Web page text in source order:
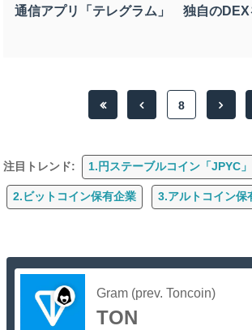
通信アプリ「テレグラム」 独自のDEX
8
注目トレンド: 1.円ステーブルコイン「JPYC」
2.ビットコイン保有企業 3.アルトコイン保
Gram (prev. Toncoin)
TON